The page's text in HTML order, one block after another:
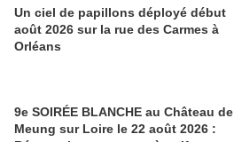
Un ciel de papillons déployé début
août 2026 sur la rue des Carmes à
Orléans
9e SOIRÉE BLANCHE au Château de
Meung sur Loire le 22 août 2026 :